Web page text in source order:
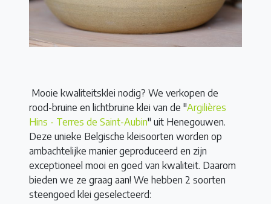
Mooie kwaliteitsklei nodig? We verkopen de
rood-bruine en lichtbruine klei van de "Argilières
Hins - Terres de Saint-Aubin" uit Henegouwen.
Deze unieke Belgische kleisoorten worden op
ambachtelijke manier geproduceerd en zijn
exceptioneel mooi en goed van kwaliteit. Daarom
bieden we ze graag aan! We hebben 2 soorten
steengoed klei geselecteerd: